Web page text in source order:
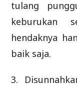
tulang
keburukan
hendaknya
baik saja.
3.